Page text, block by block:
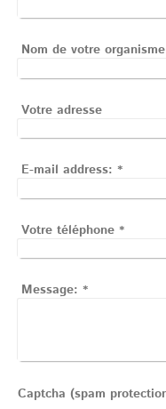
Nom de votre organisme
Votre adresse
E-mail address: *
Votre téléphone *
Message: *